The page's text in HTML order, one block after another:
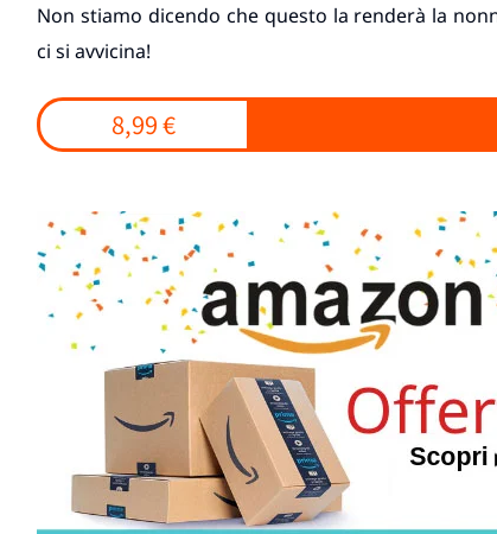
Non stiamo dicendo che questo la renderà la
ci si avvicina!
8,99 €